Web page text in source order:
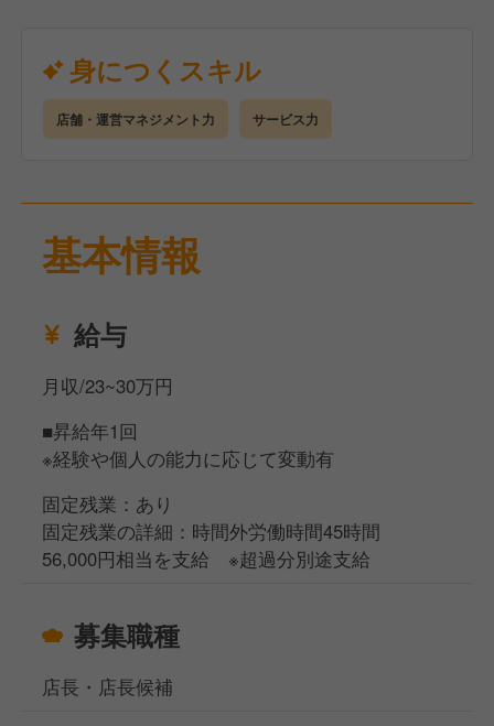
身につくスキル
店舗・運営マネジメント力 サービス力
基本情報
給与
月収/23~30万円
■昇給年1回
※経験や個人の能力に応じて変動有
固定残業：あり
固定残業の詳細：時間外労働時間45時間
56,000円相当を支給 ※超過分別途支給
募集職種
店長・店長候補